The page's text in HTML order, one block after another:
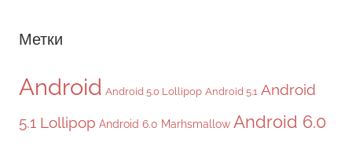
Метки
Android Android 5.0 Lollipop Android 5.1 Android
5.1 Lollipop Android 6.0 Marhsmallow Android 6.0